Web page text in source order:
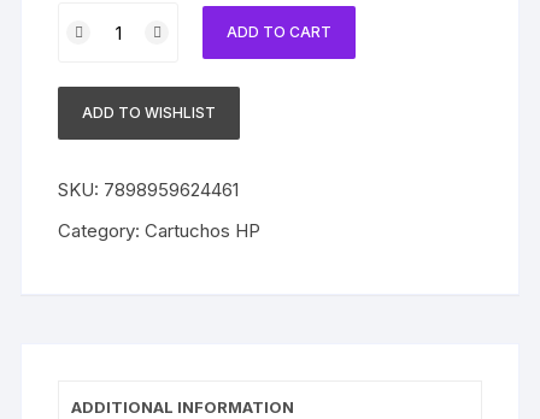
HP
Original
quantity
ADD TO CART
ADD TO WISHLIST
SKU: 7898959624461
Category:Cartuchos HP
ADDITIONAL INFORMATION